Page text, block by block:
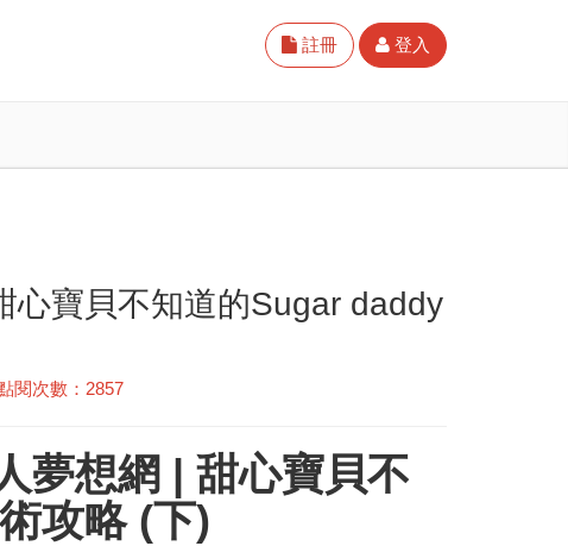
註冊 登入
心寶貝不知道的Sugar daddy
閱次數：2857
夢想網 | 甜心寶貝不
攻略 (下)